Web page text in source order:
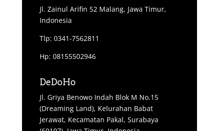
Jl. Zainul Arifin 52 Malang, Jawa Timur,
Indonesia
Tlp: 0341-7562811
Hp: 08155502946
DeDoHo
Jl. Griya Benowo Indah Blok M No.15
(Dreaming Land), Kelurahan Babat
Jerawat, Kecamatan Pakal, Surabaya